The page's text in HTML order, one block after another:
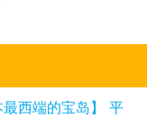
西端的宝岛】 平